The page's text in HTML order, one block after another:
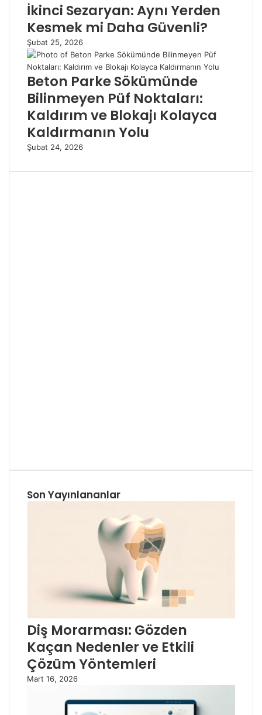
İkinci Sezaryan: Aynı Yerden
Kesmek mi Daha Güvenli?
Şubat 25, 2026
Beton Parke Sökümünde
Bilinmeyen Püf Noktaları:
Kaldırım ve Blokajı Kolayca
Kaldırmanın Yolu
Şubat 24, 2026
Son Yayınlananlar
Diş Morarması: Gözden
Kaçan Nedenler ve Etkili
Çözüm Yöntemleri
Mart 16, 2026